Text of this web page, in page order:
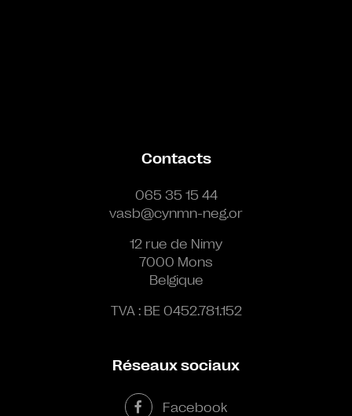
Contacts
065 35 15 44
vasb@cynmn-neg.or
12 rue de Nimy
7000 Mons
Belgique
TVA : BE 0452.781.152
Réseaux sociaux
Facebook